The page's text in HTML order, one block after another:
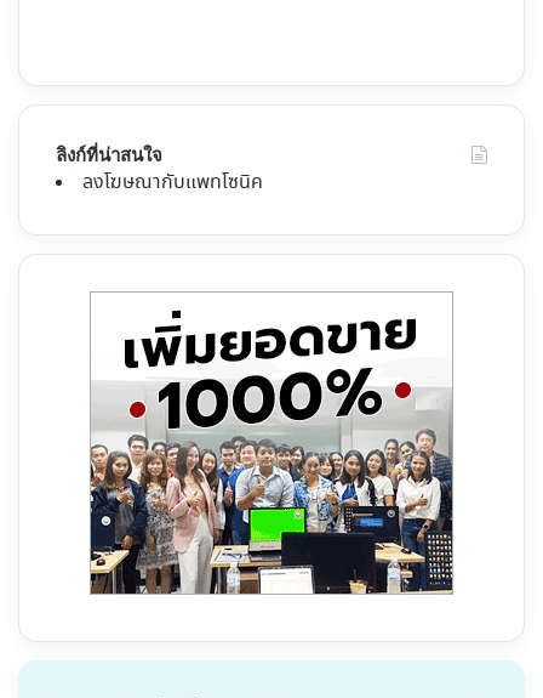
ลิงก์ที่น่าสนใจ
ลงโฆษณากับแพทโซนิค